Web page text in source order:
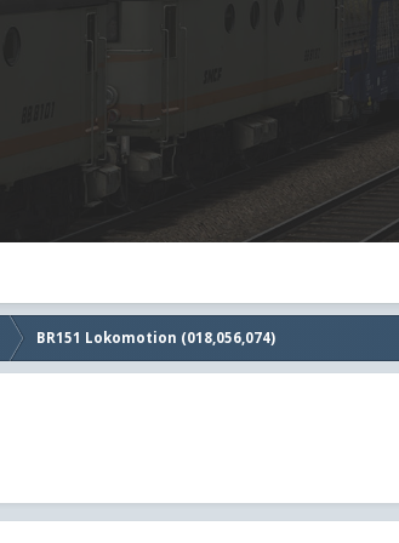
BR151 Lokomotion (018,056,074)